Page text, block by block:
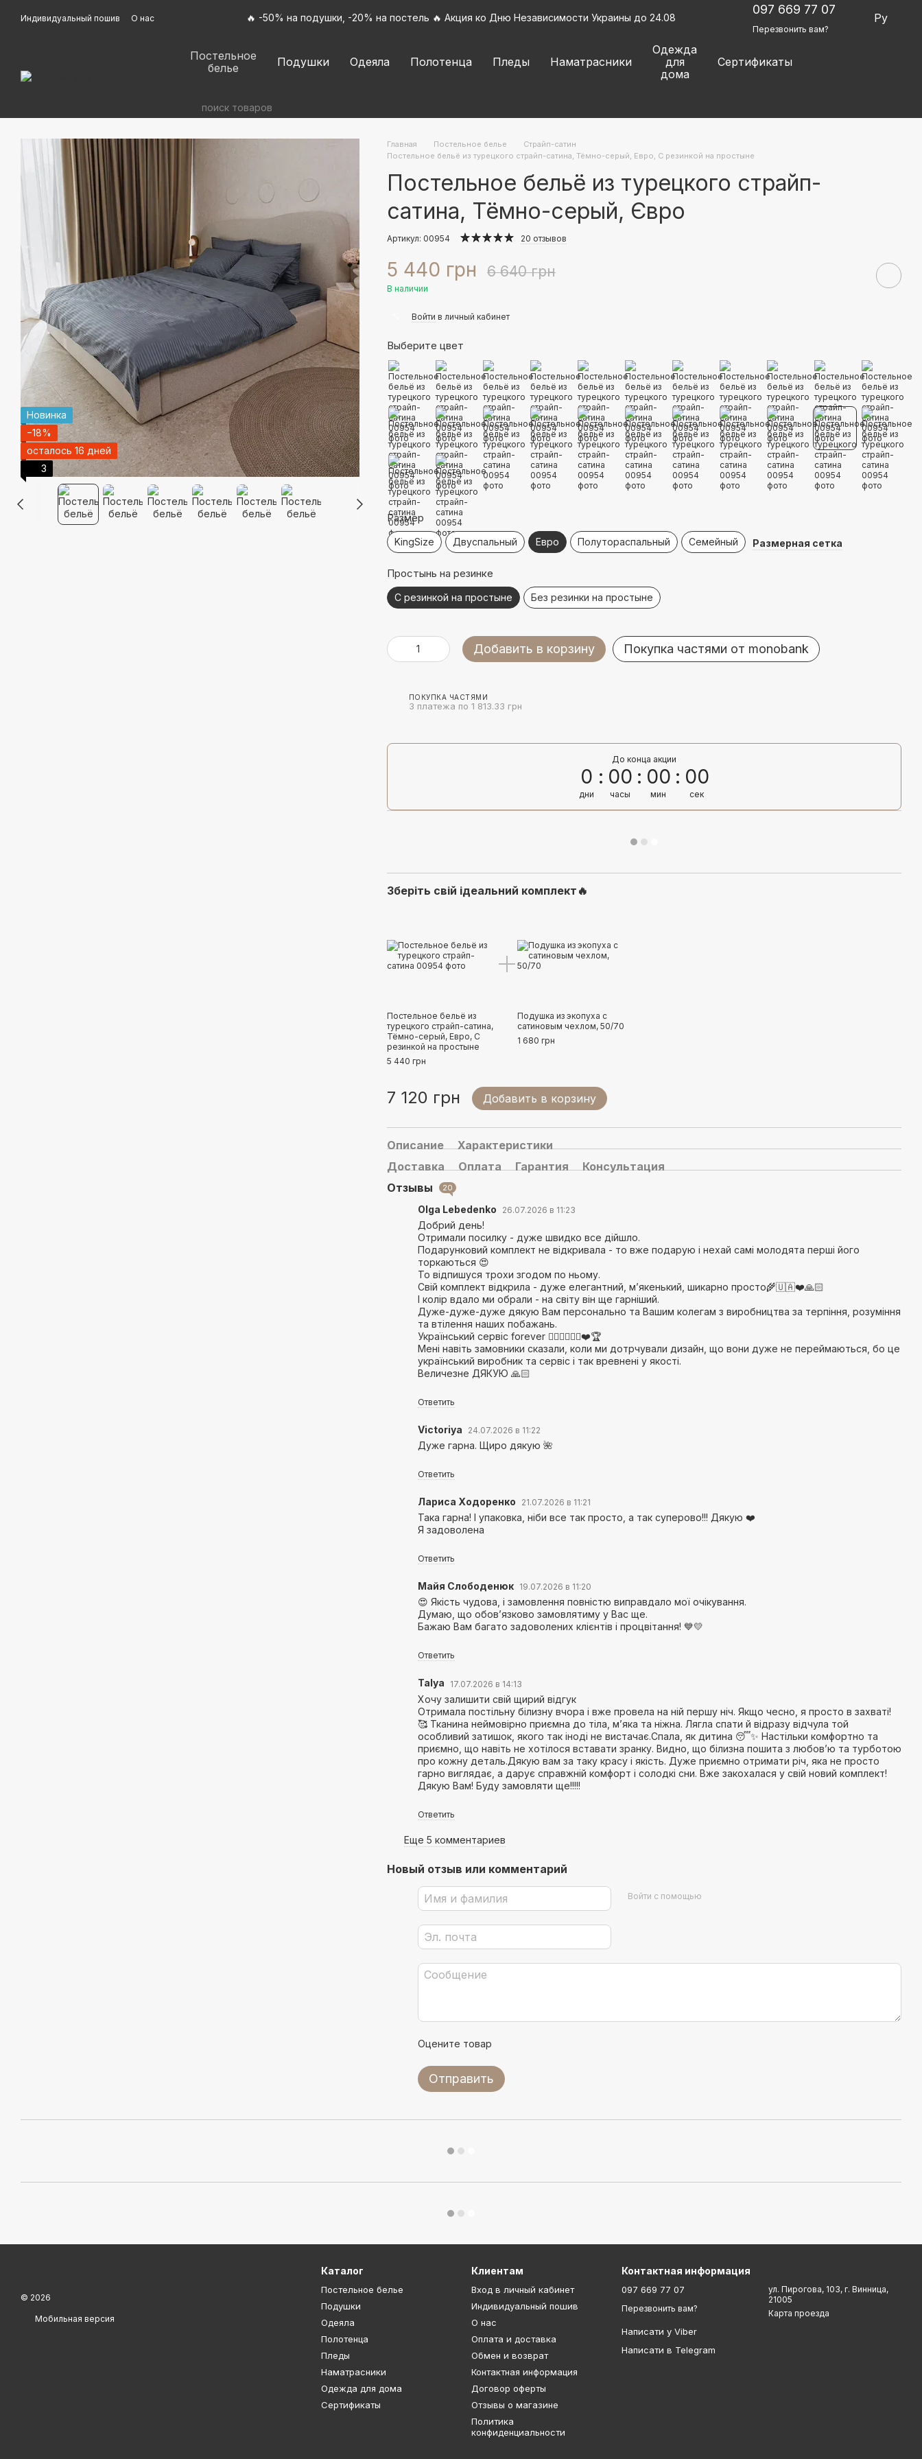
Индивидуальный пошив
О нас
🔥 -50% на подушки, -20% на постель 🔥 Акция ко Дню Независимости Украины до 24.08
097 669 77 07
Перезвонить вам?
Ру
Постельное
белье
Подушки Одеяла Полотенца Пледы Наматрасники
Одежда
для
дома
Сертификаты
Новинка
−18%
осталось 16 дней
3
Главная Постельное белье
Страйп-сатин
Постельное бельё из турецкого страйп-сатина, Тёмно-серый, Евро, С резинкой на простыне
Постельное бельё из турецкого страйп-
сатина, Тёмно-серый, Євро
Артикул: 00954 20 отзывов
5 440 грн 6 640 грн
В наличии
Войти в личный кабинет
Выберите цвет
Размер
KingSize Двуспальный Евро Полутораспальный Семейный Размерная сетка
Простынь на резинке
С резинкой на простыне Без резинки на простыне
Добавить в корзину Покупка частями от monobank
ПОКУПКА ЧАСТЯМИ
3 платежа по 1 813.33 грн
До конца акции
0
дни
00
часы
00
мин
00
сек
Зберіть свій ідеальний комплект🔥
Постельное бельё из
турецкого страйп-сатина,
Тёмно-серый, Евро, С
резинкой на простыне
5 440 грн
Подушка из экопуха с
сатиновым чехлом, 50/70
1 680 грн
7 120 грн Добавить в корзину
Описание
Характеристики
Доставка
Оплата Гарантия
Консультация
Отзывы
20
Olga Lebedenko 26.07.2026 в 11:23
Добрий день!
Отримали посилку - дуже швидко все дійшло.
Подарунковий комплект не відкривала - то вже подарую і нехай самі молодята перші його
торкаються 😍
То відпишуся трохи згодом по ньому.
Свій комплект відкрила - дуже елегантний, мʼякенький, шикарно просто🌾🇺🇦❤️🙏🏻
І колір вдало ми обрали - на світу він ще гарніший.
Дуже-дуже-дуже дякую Вам персонально та Вашим колегам з виробництва за терпіння, розуміння
та втілення наших побажань.
Український сервіс forever 👌🏻💪🏻🇺🇦❤️🏆
Мені навіть замовники сказали, коли ми дотрчували дизайн, що вони дуже не переймаються, бо це
український виробник та сервіс і так вревнені у якості.
Величезне ДЯКУЮ 🙏🏻
Ответить
Victoriya 24.07.2026 в 11:22
Дуже гарна. Щиро дякую 🌺
Ответить
Лариса Ходоренко 21.07.2026 в 11:21
Така гарна! І упаковка, ніби все так просто, а так суперово!!! Дякую ❤️
Я задоволена
Ответить
Майя Слободенюк 19.07.2026 в 11:20
😍 Якість чудова, і замовлення повністю виправдало мої очікування.
Думаю, що обов’язково замовлятиму у Вас ще.
Бажаю Вам багато задоволених клієнтів і процвітання! 💙💛
Ответить
Talya 17.07.2026 в 14:13
Хочу залишити свій щирий відгук
Отримала постільну білизну вчора і вже провела на ній першу ніч. Якщо чесно, я просто в захваті!
🥰 Тканина неймовірно приємна до тіла, м’яка та ніжна. Лягла спати й відразу відчула той
особливий затишок, якого так іноді не вистачає.Спала, як дитина 😴✨ Настільки комфортно та
приємно, що навіть не хотілося вставати зранку. Видно, що білизна пошита з любов’ю та турботою
про кожну деталь.Дякую вам за таку красу і якість. Дуже приємно отримати річ, яка не просто
гарно виглядає, а дарує справжній комфорт і солодкі сни. Вже закохалася у свій новий комплект!
Дякую Вам! Буду замовляти ще!!!!!
Ответить
Еще 5 комментариев
Новый отзыв или комментарий
Войти с помощью
Оцените товар
Отправить
© 2026
Мобильная версия
Каталог
Постельное белье
Подушки
Одеяла
Полотенца
Пледы
Наматрасники
Одежда для дома
Сертификаты
Клиентам
Вход в личный кабинет
Индивидуальный пошив
О нас
Оплата и доставка
Обмен и возврат
Контактная информация
Договор оферты
Отзывы о магазине
Политика
конфиденциальности
Контактная информация
097 669 77 07
Перезвонить вам?
Написати у Viber
Написати в Telegram
ул. Пирогова, 103, г. Винница,
21005
Карта проезда